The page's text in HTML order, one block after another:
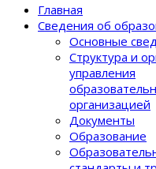
Главная
Сведения об
Основные
Структура и
управления
организацией
Документы
Образование